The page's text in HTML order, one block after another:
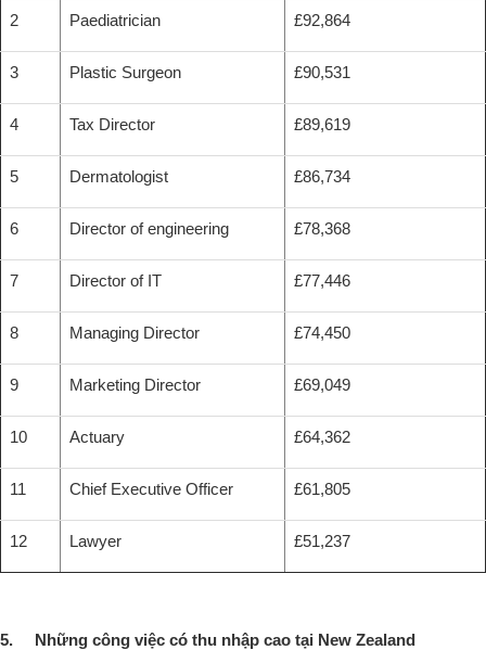
2 Paediatrician £92,864
3 Plastic Surgeon £90,531
4 Tax Director £89,619
5 Dermatologist £86,734
6 Director of engineering £78,368
7 Director of IT £77,446
8 Managing Director £74,450
9 Marketing Director £69,049
10 Actuary £64,362
11 Chief Executive Officer £61,805
12 Lawyer £51,237
5. Những công việc có thu nhập cao tại New Zealand